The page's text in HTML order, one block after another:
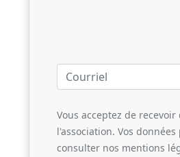
Vous acceptez de
l'association. Vos
consulter nos mentions